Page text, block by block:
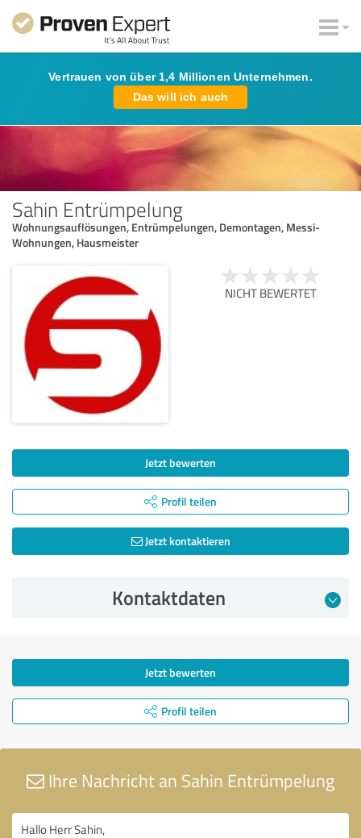
Vertrauen von über 1,4 Millionen Unternehmen.
Das will ich auch
Sahin Entrümpelung
Wohnungsauflösungen, Entrümpelungen, Demontagen, Messi-
Wohnungen, Hausmeister
NICHT BEWERTET
Jetzt bewerten
Profil teilen
Jetzt kontaktieren
Kontaktdaten
Jetzt bewerten
Profil teilen
Ihre Nachricht an Sahin Entrümpelung